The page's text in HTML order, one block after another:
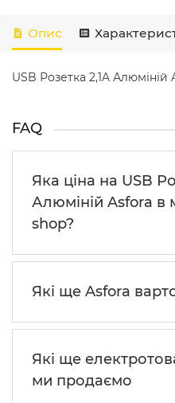
Опис
USB Розетка 2,1A Алюміній
FAQ
Яка ціна на USB
Алюміній Asfora в
shop?
Які ще Asfora
Які ще
ми продаємо